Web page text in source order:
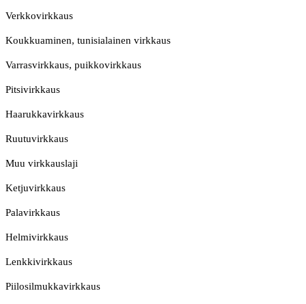
Verkkovirkkaus
Koukkuaminen, tunisialainen virkkaus
Varrasvirkkaus, puikkovirkkaus
Pitsivirkkaus
Haarukkavirkkaus
Ruutuvirkkaus
Muu virkkauslaji
Ketjuvirkkaus
Palavirkkaus
Helmivirkkaus
Lenkkivirkkaus
Piilosilmukkavirkkaus